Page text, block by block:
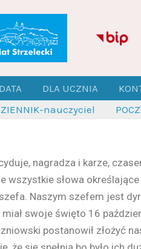
DLA UCZNIA
nauczyciel
nagradza i karze,
wszystkie słowa
Naszym szefem jest
miał swoje święto 16
postanowił złożyć